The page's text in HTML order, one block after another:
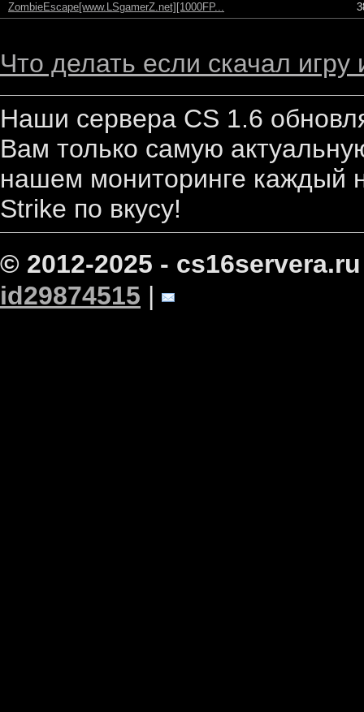
ZombieEscape[www.LSgamerZ.net][1000FP...
Что делать если скачал
Наши сервера CS 1.6
Вам только самую
нашем мониторинге каждый
Strike по вкусу!
© 2012-2025 - cs16servera.ru
id29874515 |